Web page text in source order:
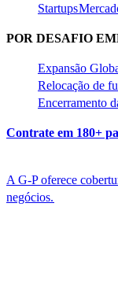
Startups​​
POR DESAFIO
Expansão
Relocação de
Encerramento
Contrate em 180+
A G-P oferece
negócios.​​